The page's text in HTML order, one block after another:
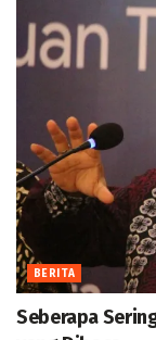
BERITA
Seberapa